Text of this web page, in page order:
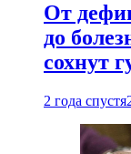
От
до
сохнут
2 года спустя